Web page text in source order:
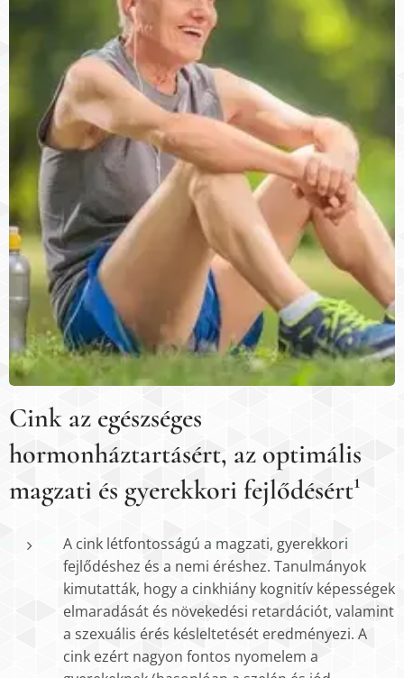
Cink az egészséges
hormonháztartásért, az optimális
magzati és gyerekkori fejlődésért¹
A cink létfontosságú a magzati, gyerekkori
fejlődéshez és a nemi éréshez. Tanulmányok
kimutatták, hogy a cinkhiány kognitív képességek
elmaradását és növekedési retardációt, valamint
a szexuális érés késleltetését eredményezi. A
cink ezért nagyon fontos nyomelem a